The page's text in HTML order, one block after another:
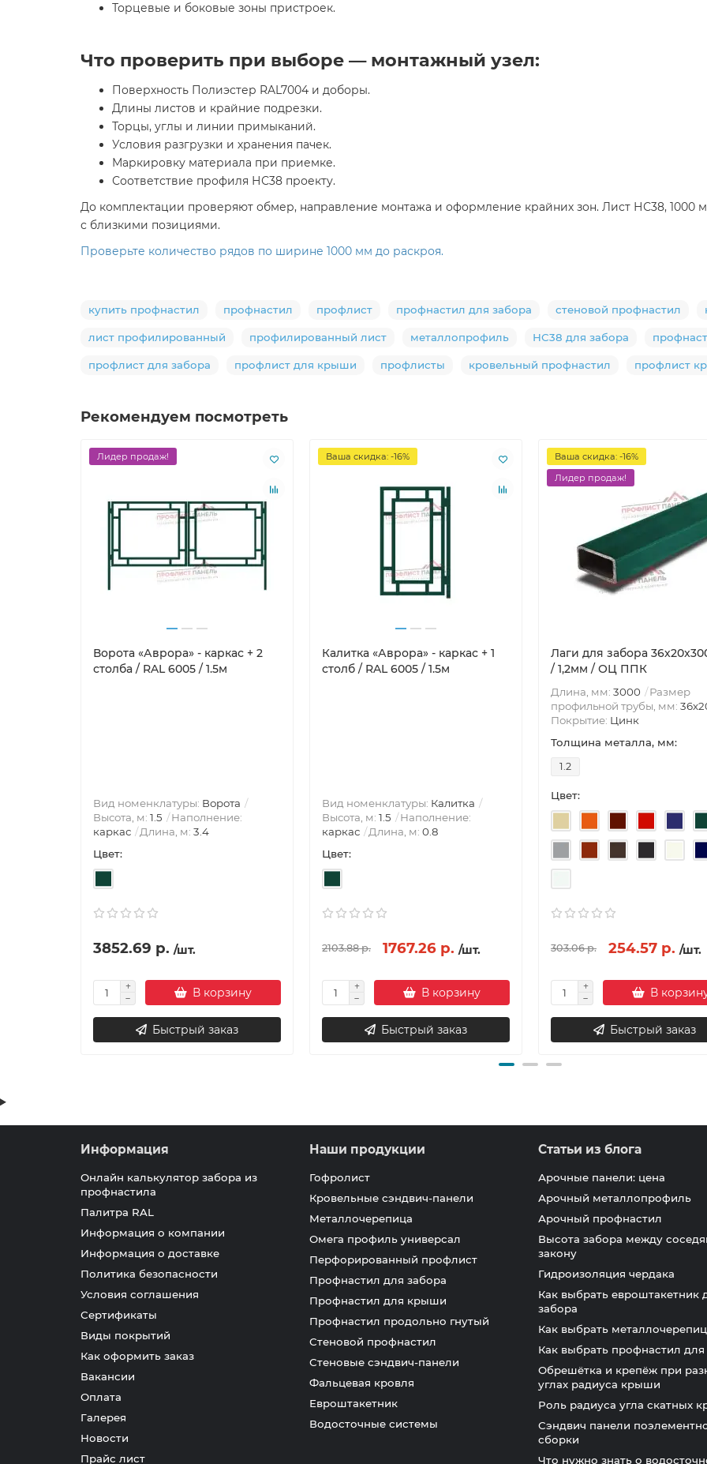
Торцевые и боковые зоны пристроек.
Что проверить при выборе — монтажный узел:
Поверхность Полиэстер RAL7004 и доборы.
Длины листов и крайние подрезки.
Торцы, углы и линии примыканий.
Условия разгрузки и хранения пачек.
Маркировку материала при приемке.
Соответствие профиля НС38 проекту.
До комплектации проверяют обмер, направление монтажа и оформление крайних зон. Лист НС38, 1000
с близкими позициями.
Проверьте количество рядов по ширине 1000 мм до раскроя.
купить профнастил профнастил профлист профнастил для забора стеновой профнастил
лист профилированный профилированный лист металлопрофиль НС38 для забора
профлист для забора профлист для крыши профлисты кровельный профнастил профлист
Рекомендуем посмотреть
Лидер продаж!
Ворота «Аврора» - каркас + 2
столба / RAL 6005 / 1.5м
Вид номенклатуры: Ворота
Высота, м: 1.5
Наполнение:
каркас
Длина, м: 3.4
Цвет:
3852.69 р. /шт.
В корзину
Быстрый заказ
Ваша скидка: -16%
Калитка «Аврора» - каркас + 1
столб / RAL 6005 / 1.5м
Вид номенклатуры: Калитка
Высота, м: 1.5
Наполнение:
каркас
Длина, м: 0.8
Цвет:
2103.88 р. 1767.26 р. /шт.
В корзину
Быстрый заказ
Ваша скидка: -16%
Лидер продаж!
Лаги для забора
/ 1,2мм / ОЦ ППК
Длина, мм: 3000
Размер
профильной трубы, мм:
Покрытие: Цинк
Толщина металла, мм:
1.2
Цвет:
303.06 р. 254.57 р. /шт.
В
Быстрый заказ
Информация
Онлайн калькулятор забора из
профнастила
Палитра RAL
Информация о компании
Информация о доставке
Политика безопасности
Условия соглашения
Сертификаты
Виды покрытий
Как оформить заказ
Вакансии
Оплата
Галерея
Новости
Прайс лист
Наши продукции
Гофролист
Кровельные сэндвич-панели
Металлочерепица
Омега профиль универсал
Перфорированный профлист
Профнастил для забора
Профнастил для крыши
Профнастил продольно гнутый
Стеновой профнастил
Стеновые сэндвич-панели
Фальцевая кровля
Евроштакетник
Водосточные системы
Статьи из блога
Арочные панели: цена
Арочный металлопрофиль
Арочный профнастил
Высота забора между
закону
Гидроизоляция чердака
Как выбрать евроштакетник
забора
Как выбрать
Как выбрать профнастил
Обрешётка и крепёж при
углах радиуса крыши
Роль радиуса угла скатных
Сэндвич панели
сборки
Что нужно знать о